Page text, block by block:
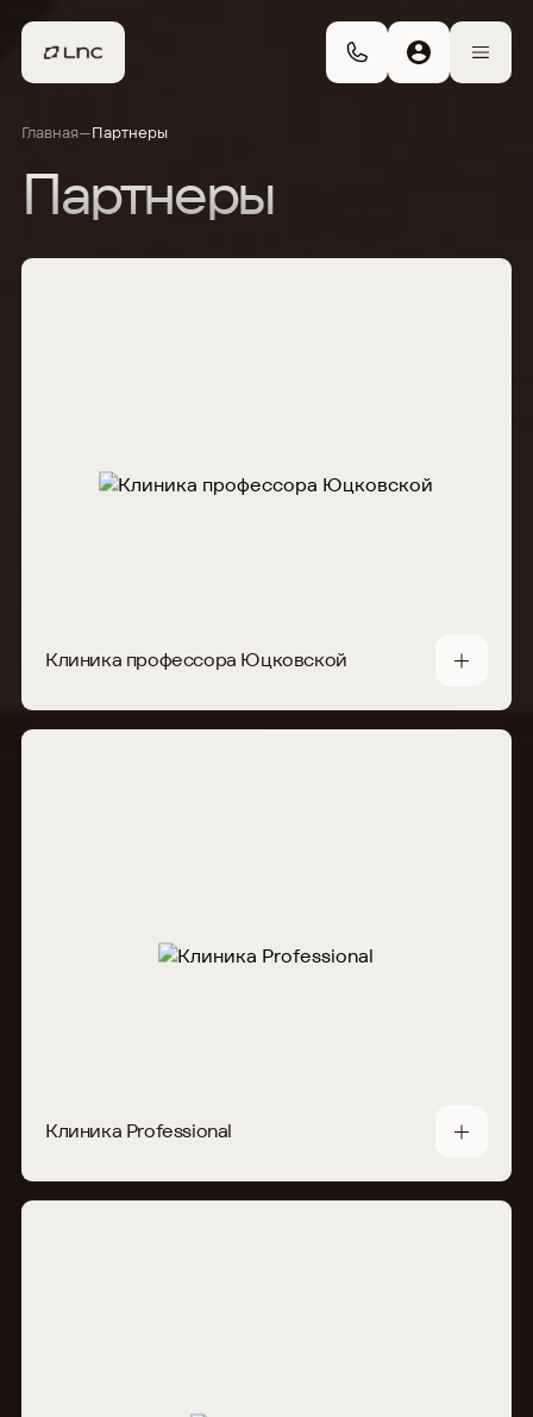
Главная–Партнеры
Партнеры
Клиника профессора Юцковской
Клиника Professional